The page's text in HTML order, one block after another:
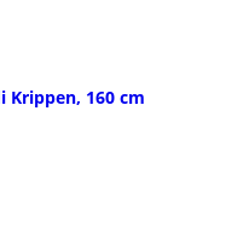
Krippen, 160 cm